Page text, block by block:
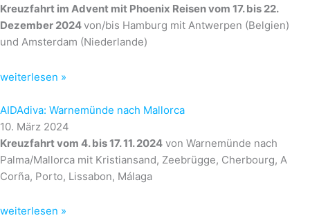
Kreuzfahrt im Advent mit Phoenix Reisen vom 17. bis 22.
Dezember 2024von/bis Hamburg mit Antwerpen (Belgien)
und Amsterdam (Niederlande)
weiterlesen »
AIDAdiva: Warnemünde nach Mallorca
10. März 2024
Kreuzfahrt vom 4. bis 17. 11. 2024 von Warnemünde nach
Palma/Mallorca mit Kristiansand, Zeebrügge, Cherbourg, A
Corña, Porto, Lissabon, Málaga
weiterlesen »